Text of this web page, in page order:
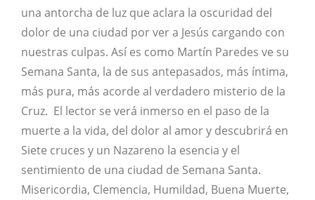
una antorcha de luz que aclara la oscuridad del
dolor de una ciudad por ver a Jesús cargando con
nuestras culpas. Así es como Martín Paredes ve su
Semana Santa, la de sus antepasados, más íntima,
más pura, más acorde al verdadero misterio de la
Cruz. El lector se verá inmerso en el paso de la
muerte a la vida, del dolor al amor y descubrirá en
Siete cruces y un Nazareno la esencia y el
sentimiento de una ciudad de Semana Santa.
Misericordia, Clemencia, Humildad, Buena Muerte,